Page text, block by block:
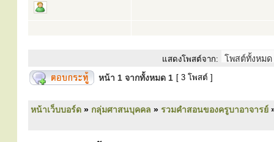
แสดงโพสต์จาก:
หน้า 1 จากทั้งหมด 1 [ 3 โพสต์ ]
หน้าเว็บบอร์ด » กลุ่มศาสนบุคคล » รวมคำสอนของครูบาอาจารย์